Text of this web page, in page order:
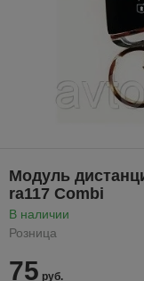
Модуль
ra117 Combi
В наличии
Розница
75 руб.